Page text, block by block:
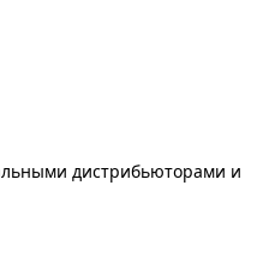
дистрибьюторами и